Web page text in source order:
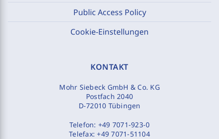
Public Access Policy
Cookie-Einstellungen
KONTAKT
Mohr Siebeck GmbH & Co. KG
Postfach 2040
D-72010 Tübingen
Telefon: +49 7071-923-0
Telefax:+49 7071-51104